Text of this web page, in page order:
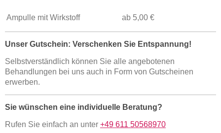
Ampulle mit Wirkstoff ab 5,00 €
Unser Gutschein: Verschenken Sie Entspannung!
Selbstverständlich können Sie alle angebotenen
Behandlungen bei uns auch in Form von Gutscheinen
erwerben.
Sie wünschen eine individuelle Beratung?
Rufen Sie einfach an unter +49 611 50568970